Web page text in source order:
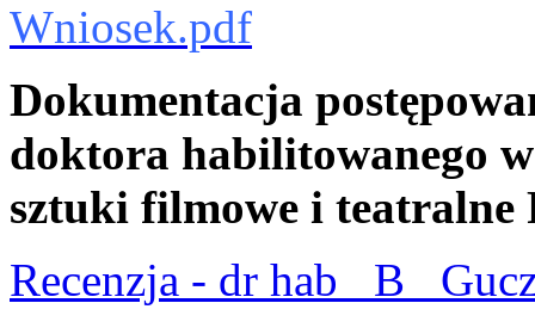
Wniosek.pdf
Dokumentacja
doktora habilitowanego
sztuki filmowe i teatralne
Recenzja - dr hab_ B_